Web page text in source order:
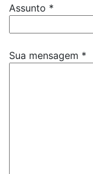
Assunto *
Sua mensagem *